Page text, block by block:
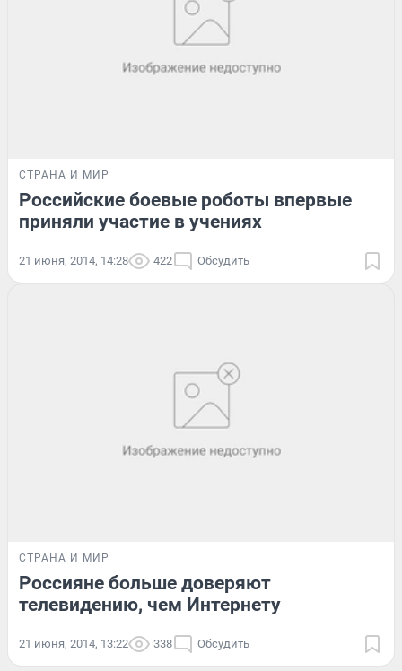
СТРАНА И МИР
Российские боевые роботы впервые
приняли участие в учениях
21 июня, 2014, 14:28 422 Обсудить
СТРАНА И МИР
Россияне больше доверяют
телевидению, чем Интернету
21 июня, 2014, 13:22 338 Обсудить